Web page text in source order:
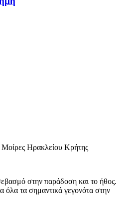
Ηρακλείου Κρήτης
στην παράδοση και το ήθος.
όλα τα σημαντικά γεγονότα στην